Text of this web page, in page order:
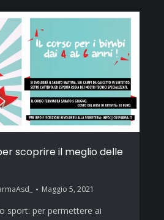
scoprire il meglio delle
Maggio 5, 2021
sport: per permettere ai